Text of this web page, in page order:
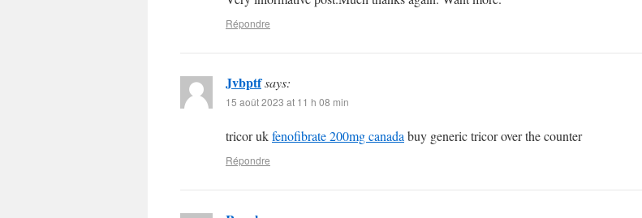
Répondre
Jvbptfsays:
15 août 2023 at 11 h 08 min
tricor ukfenofibrate 200mg canada buy generic tricor over the counter
Répondre